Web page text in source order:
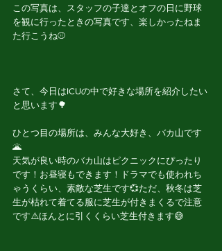
この写真は、スタッフの子達とオフの日に野球
を観に行ったときの写真です、楽しかったねま
た行こうね⚾️
さて、今日はICUの中で好きな場所を紹介したい
と思います🌳
ひとつ目の場所は、みんな大好き、バカ山です
🌋
天気が良い時のバカ山はピクニックにぴったり
です！お昼寝もできます！ドラマでも使われち
ゃうくらい、素敵な芝生です💞ただ、秋冬は芝
生が枯れて着てる服に芝生が付きまくるで注意
です⚠️ほんとに引くくらい芝生付きます😅